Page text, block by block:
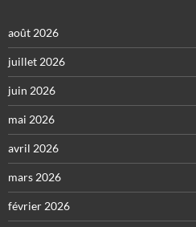
août 2026
juillet 2026
juin 2026
mai 2026
avril 2026
mars 2026
février 2026